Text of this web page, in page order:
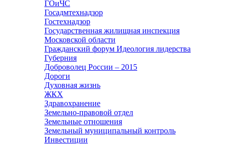
ГОиЧС
Госадмтехнадзор
Гостехнадзор
Государственная жилищная инспекция
Московской области
Гражданский форум Идеология лидерства
Губерния
Доброволец России – 2015
Дороги
Духовная жизнь
ЖКХ
Здравохранение
Земельно-правовой отдел
Земельные отношения
Земельный муниципальный контроль
Инвестиции